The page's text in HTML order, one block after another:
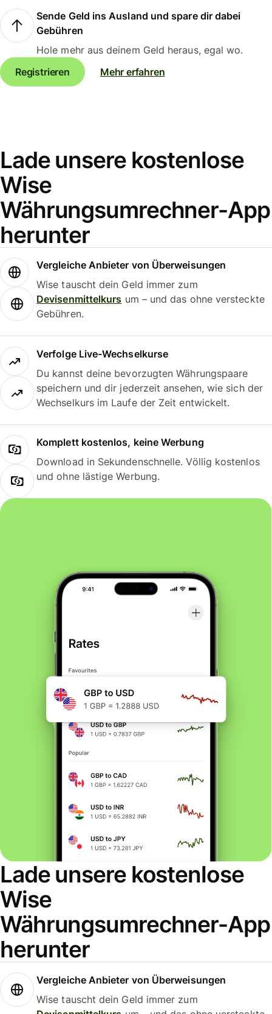
Sende Geld ins Ausland und spare dir dabei
Gebühren
Hole mehr aus deinem Geld heraus, egal wo.
Registrieren
Mehr erfahren
Lade unsere kostenlose
Wise
Währungsumrechner-App
herunter
Vergleiche Anbieter von Überweisungen
Wise tauscht dein Geld immer zum
Devisenmittelkurs um – und das ohne versteckte
Gebühren.
Verfolge Live-Wechselkurse
Du kannst deine bevorzugten Währungspaare
speichern und dir jederzeit ansehen, wie sich der
Wechselkurs im Laufe der Zeit entwickelt.
Komplett kostenlos, keine Werbung
Download in Sekundenschnelle. Völlig kostenlos
und ohne lästige Werbung.
Lade unsere kostenlose
Wise
Währungsumrechner-App
herunter
Vergleiche Anbieter von Überweisungen
Wise tauscht dein Geld immer zum